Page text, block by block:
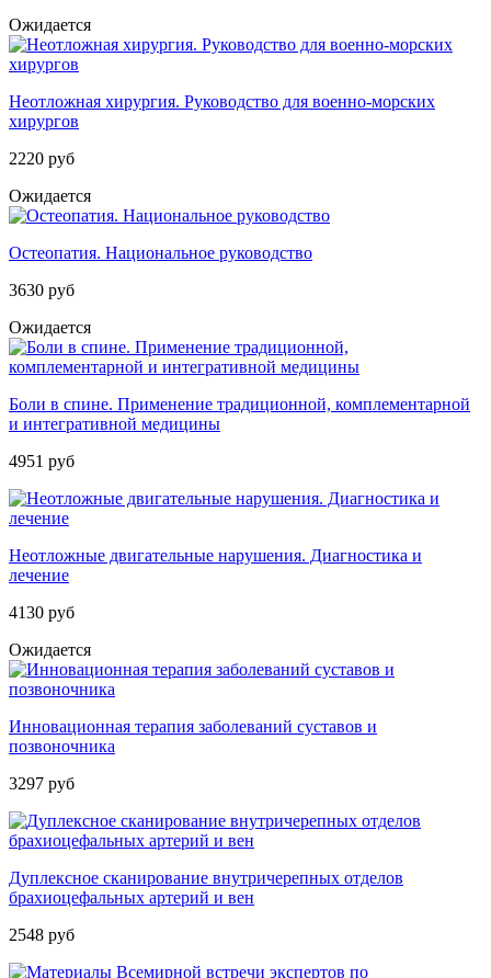
Ожидается
Неотложная хирургия. Руководство для военно-морских
хирургов
2220 руб
Ожидается
Остеопатия. Национальное руководство
3630 руб
Ожидается
Боли в спине. Применение традиционной, комплементарной
и интегративной медицины
4951 руб
Неотложные двигательные нарушения. Диагностика и
лечение
4130 руб
Ожидается
Инновационная терапия заболеваний суставов и
позвоночника
3297 руб
Дуплексное сканирование внутричерепных отделов
брахиоцефальных артерий и вен
2548 руб